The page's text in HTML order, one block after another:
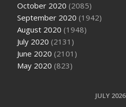
October 2020 (2085)
September 2020 (1942)
August 2020 (1948)
July 2020 (2131)
June 2020 (2101)
May 2020 (823)
JULY 2026